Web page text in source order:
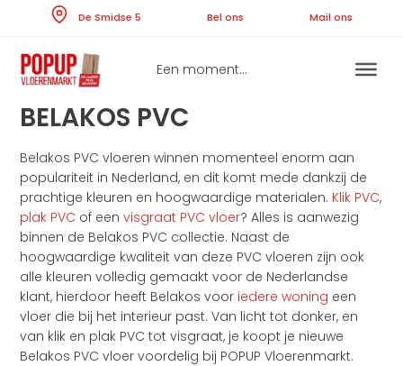
content
De Smidse 5
Een moment...
BELAKOS PVC
Belakos PVC vloeren winnen momenteel enorm aan
populariteit in Nederland, en dit komt mede dankzij de
prachtige kleuren en hoogwaardige materialen. Klik PVC,
plak PVC of eenvisgraat PVC vloer? Alles is aanwezig
binnen de Belakos PVC collectie. Naast de
hoogwaardige kwaliteit van deze PVC vloeren zijn ook
alle kleuren volledig gemaakt voor de Nederlandse
klant, hierdoor heeft Belakos voor iedere woning een
vloer die bij het interieur past. Van licht tot donker, en
van klik en plak PVC tot visgraat, je koopt je nieuwe
Belakos PVC vloer voordelig bij POPUP Vloerenmarkt.